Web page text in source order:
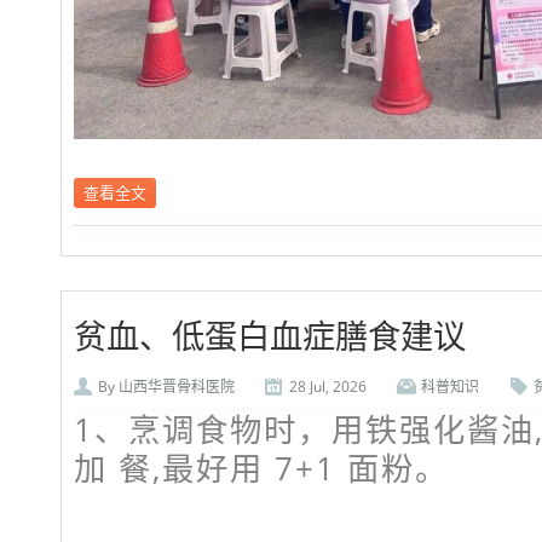
查看全文
贫血、低蛋白血症膳食建议
By 山西华晋骨科医院 28 Jul, 2026 科普知识
1、烹调食物时，用铁强化酱油
加 餐,最好用 7+1 面粉。